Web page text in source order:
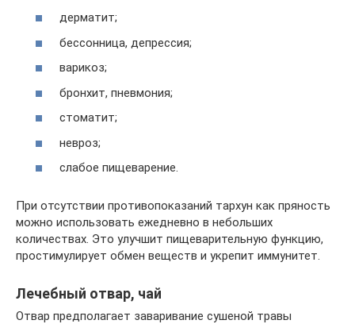
дерматит;
бессонница, депрессия;
варикоз;
бронхит, пневмония;
стоматит;
невроз;
слабое пищеварение.
При отсутствии противопоказаний тархун как пряность
можно использовать ежедневно в небольших
количествах. Это улучшит пищеварительную функцию,
простимулирует обмен веществ и укрепит иммунитет.
Лечебный отвар, чай
Отвар предполагает заваривание сушеной травы